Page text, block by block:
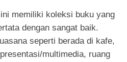
memiliki koleksi buku yang
dengan sangat baik.
seperti berada di kafe,
multimedia, ruang